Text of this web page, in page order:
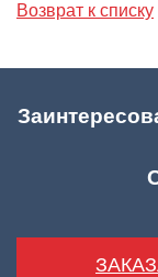
Возврат к списку